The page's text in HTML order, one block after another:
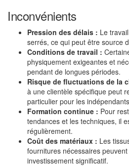
Inconvénients
Pression des délais : Le
serrés, ce qui peut être source
Conditions de travail :
physiquement exigeantes et
pendant de longues périodes.
Risque de fluctuations de la
à une clientèle spécifique peut
particulier pour les
Formation continue : Pour
tendances et les techniques, il
régulièrement.
Coût des matériaux : Les
fournitures nécessaires
investissement significatif.